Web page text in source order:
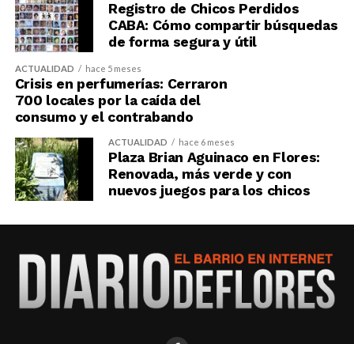
Registro de Chicos Perdidos
CABA: Cómo compartir búsquedas
de forma segura y útil
ACTUALIDAD hace 5 meses
Crisis en perfumerías: Cerraron
700 locales por la caída del
consumo y el contrabando
ACTUALIDAD hace 6 meses
Plaza Brian Aguinaco en Flores:
Renovada, más verde y con
nuevos juegos para los chicos